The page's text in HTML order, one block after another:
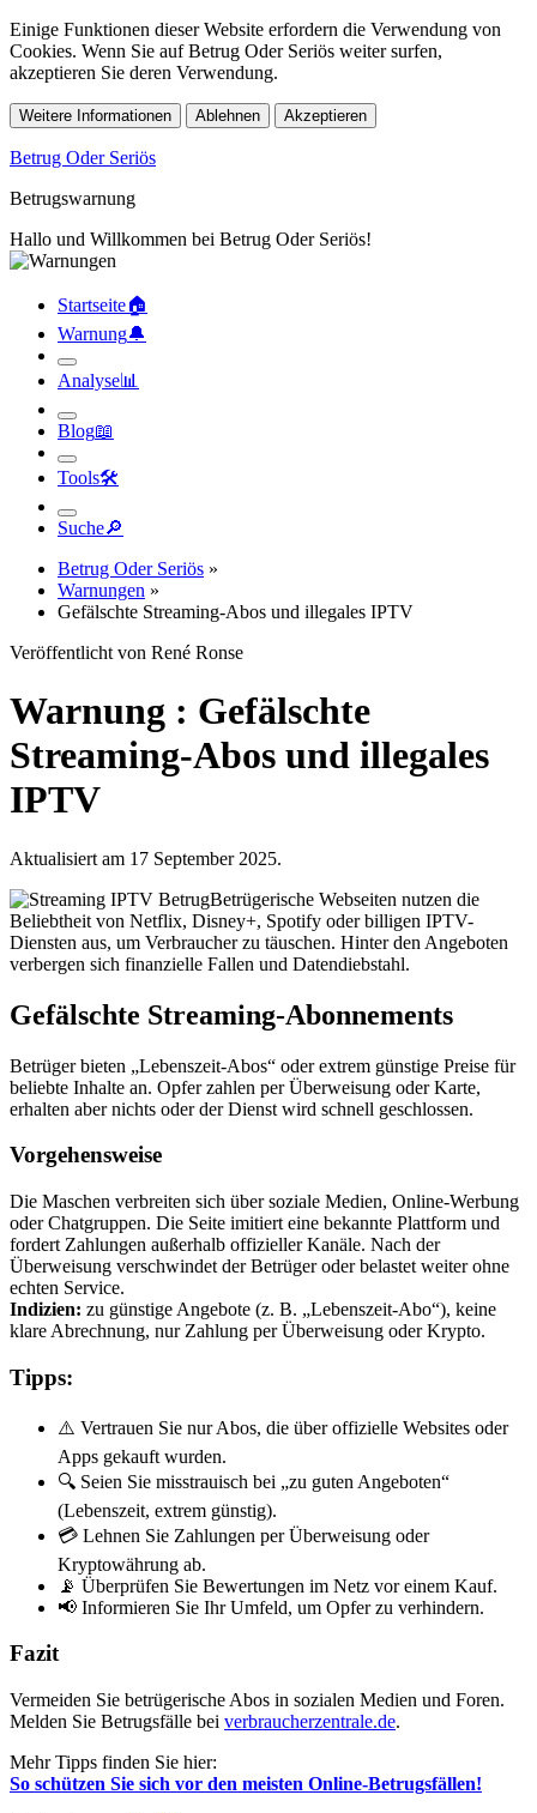
Einige Funktionen dieser Website erfordern die Verwendung von
Cookies. Wenn Sie auf Betrug Oder Seriös weiter surfen,
akzeptieren Sie deren Verwendung.
Weitere Informationen Ablehnen Akzeptieren
Betrug Oder Seriös
Betrugswarnung
Hallo und Willkommen bei Betrug Oder Seriös!
Startseite🏠︎
Warnung🔔︎
Analyse📊︎
Blog📖︎
Tools🛠︎
Suche🔎︎
Betrug Oder Seriös »
Warnungen »
Gefälschte Streaming-Abos und illegales IPTV
Veröffentlicht von René Ronse
Warnung : Gefälschte
Streaming-Abos und illegales
IPTV
Aktualisiert am 17 September 2025.
Betrügerische Webseiten nutzen die
Beliebtheit von Netflix, Disney+, Spotify oder billigen IPTV-
Diensten aus, um Verbraucher zu täuschen. Hinter den Angeboten
verbergen sich finanzielle Fallen und Datendiebstahl.
Gefälschte Streaming-Abonnements
Betrüger bieten „Lebenszeit-Abos“ oder extrem günstige Preise für
beliebte Inhalte an. Opfer zahlen per Überweisung oder Karte,
erhalten aber nichts oder der Dienst wird schnell geschlossen.
Vorgehensweise
Die Maschen verbreiten sich über soziale Medien, Online-Werbung
oder Chatgruppen. Die Seite imitiert eine bekannte Plattform und
fordert Zahlungen außerhalb offizieller Kanäle. Nach der
Überweisung verschwindet der Betrüger oder belastet weiter ohne
echten Service.
Indizien: zu günstige Angebote (z. B. „Lebenszeit-Abo“), keine
klare Abrechnung, nur Zahlung per Überweisung oder Krypto.
Tipps:
⚠️ Vertrauen Sie nur Abos, die über offizielle Websites oder
Apps gekauft wurden.
🔍 Seien Sie misstrauisch bei „zu guten Angeboten“
(Lebenszeit, extrem günstig).
💳 Lehnen Sie Zahlungen per Überweisung oder
Kryptowährung ab.
📡 Überprüfen Sie Bewertungen im Netz vor einem Kauf.
📢 Informieren Sie Ihr Umfeld, um Opfer zu verhindern.
Fazit
Vermeiden Sie betrügerische Abos in sozialen Medien und Foren.
Melden Sie Betrugsfälle bei verbraucherzentrale.de.
Mehr Tipps finden Sie hier:
So schützen Sie sich vor den meisten Online-Betrugsfällen!